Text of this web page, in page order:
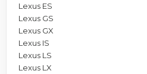
Lexus ES
Lexus GS
Lexus GX
Lexus IS
Lexus LS
Lexus LX